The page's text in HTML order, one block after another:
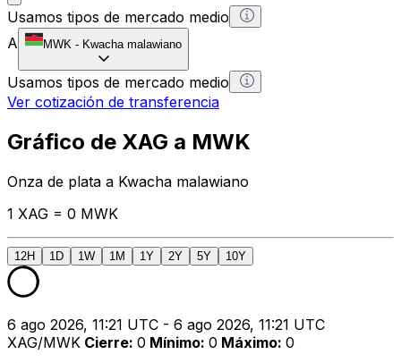
Usamos tipos de mercado medio
A
MWK - Kwacha malawiano
Usamos tipos de mercado medio
Ver cotización de transferencia
Gráfico de XAG a MWK
Onza de plata a Kwacha malawiano
1 XAG = 0 MWK
12H 1D 1W 1M 1Y 2Y 5Y 10Y
6 ago 2026, 11:21 UTC - 6 ago 2026, 11:21 UTC
XAG/MWK Cierre: 0 Mínimo: 0 Máximo: 0